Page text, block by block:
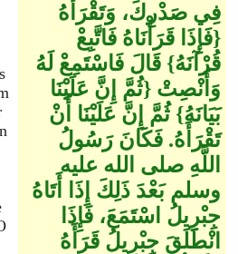
فِي صَدْرِكَ، وَتَقْرَأَهُ
‏{‏فَإِذَا قَرَأْنَاهُ فَاتَّبِعْ
قُرْآنَهُ‏}‏ قَالَ فَاسْتَمِعْ لَهُ
وَأَنْصِتْ ‏{‏ثُمَّ إِنَّ عَلَيْنَا
بَيَانَهُ‏}‏ ثُمَّ إِنَّ عَلَيْنَا أَنْ
تَقْرَأَهُ‏.‏ فَكَانَ رَسُولُ
اللَّهِ صلى الله عليه
وسلم بَعْدَ ذَلِكَ إِذَا أَتَاهُ
جِبْرِيلُ اسْتَمَعَ، فَإِذَا
انْطَلَقَ جِبْرِيلُ قَرَأَهُ